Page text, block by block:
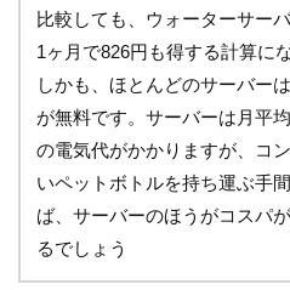
比較しても、ウォーターサー
1ヶ月で826円も得する計算に
しかも、ほとんどのサーバー
が無料です。サーバーは月平
の電気代がかかりますが、コ
いペットボトルを持ち運ぶ手
ば、サーバーのほうがコスパ
るでしょう